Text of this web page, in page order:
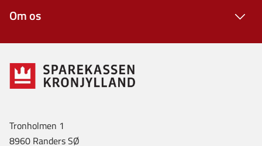
Om os
Tronholmen 1
8960 Randers SØ